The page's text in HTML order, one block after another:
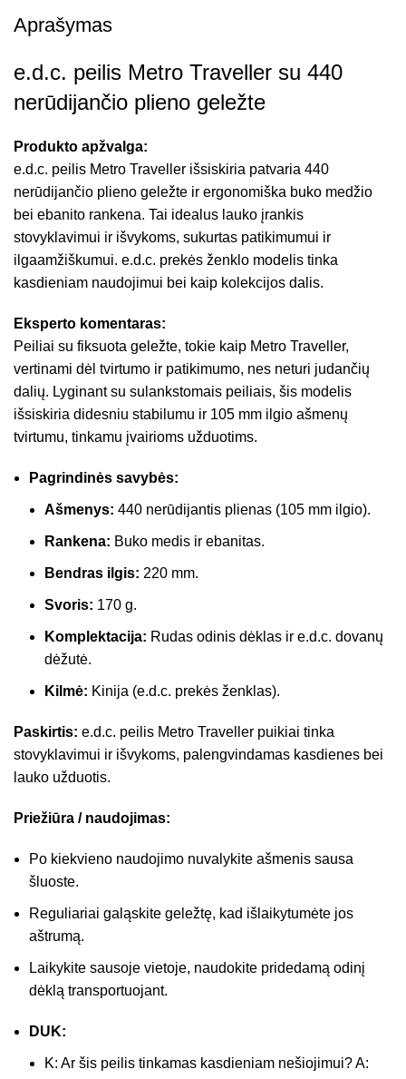
Aprašymas
e.d.c. peilis Metro Traveller su 440
nerūdijančio plieno geležte
Produkto apžvalga:
e.d.c. peilis Metro Traveller išsiskiria patvaria 440
nerūdijančio plieno geležte ir ergonomiška buko medžio
bei ebanito rankena. Tai idealus lauko įrankis
stovyklavimui ir išvykoms, sukurtas patikimumui ir
ilgaamžiškumui. e.d.c. prekės ženklo modelis tinka
kasdieniam naudojimui bei kaip kolekcijos dalis.
Eksperto komentaras:
Peiliai su fiksuota geležte, tokie kaip Metro Traveller,
vertinami dėl tvirtumo ir patikimumo, nes neturi judančių
dalių. Lyginant su sulankstomais peiliais, šis modelis
išsiskiria didesniu stabilumu ir 105 mm ilgio ašmenų
tvirtumu, tinkamu įvairioms užduotims.
Pagrindinės savybės:
Ašmenys: 440 nerūdijantis plienas (105 mm ilgio).
Rankena: Buko medis ir ebanitas.
Bendras ilgis: 220 mm.
Svoris: 170 g.
Komplektacija: Rudas odinis dėklas ir e.d.c. dovanų
dėžutė.
Kilmė: Kinija (e.d.c. prekės ženklas).
Paskirtis: e.d.c. peilis Metro Traveller puikiai tinka
stovyklavimui ir išvykoms, palengvindamas kasdienes bei
lauko užduotis.
Priežiūra / naudojimas:
Po kiekvieno naudojimo nuvalykite ašmenis sausa
šluoste.
Reguliariai galąskite geležtę, kad išlaikytumėte jos
aštrumą.
Laikykite sausoje vietoje, naudokite pridedamą odinį
dėklą transportuojant.
DUK:
K: Ar šis peilis tinkamas kasdieniam nešiojimui? A: